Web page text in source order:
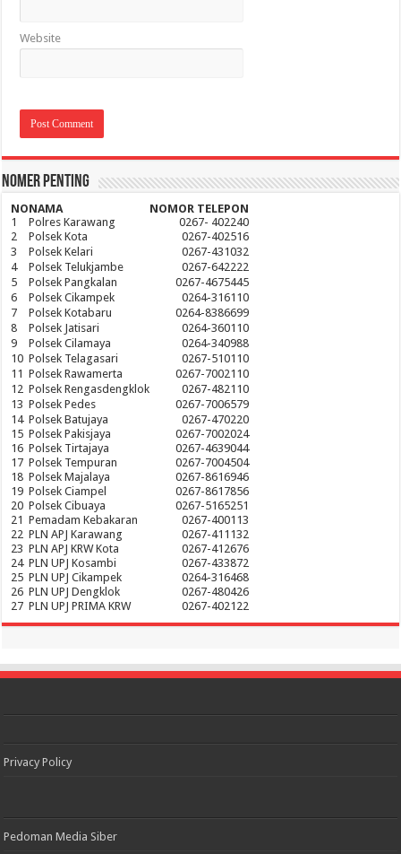
Website
Nomer Penting
NONAMA
NOMOR TELEPON
1
Polres Karawang
0267- 402240
2
Polsek Kota
0267-402516
3
Polsek Kelari
0267-431032
4
Polsek Telukjambe
0267-642222
5
Polsek Pangkalan
0267-4675445
6
Polsek Cikampek
0264-316110
7
Polsek Kotabaru
0264-8386699
8
Polsek Jatisari
0264-360110
9
Polsek Cilamaya
0264-340988
10 Polsek Telagasari
0267-510110
11 Polsek Rawamerta
0267-7002110
12 Polsek Rengasdengklok
0267-482110
13 Polsek Pedes
0267-7006579
14 Polsek Batujaya
0267-470220
15 Polsek Pakisjaya
0267-7002024
16 Polsek Tirtajaya
0267-4639044
17 Polsek Tempuran
0267-7004504
18 Polsek Majalaya
0267-8616946
19 Polsek Ciampel
0267-8617856
20 Polsek Cibuaya
0267-5165251
21 Pemadam Kebakaran
0267-400113
22 PLN APJ Karawang
0267-411132
23 PLN APJ KRW Kota
0267-412676
24 PLN UPJ Kosambi
0267-433872
25 PLN UPJ Cikampek
0264-316468
26 PLN UPJ Dengklok
0267-480426
27 PLN UPJ PRIMA KRW 0267-402122
Privacy Policy
Pedoman Media Siber